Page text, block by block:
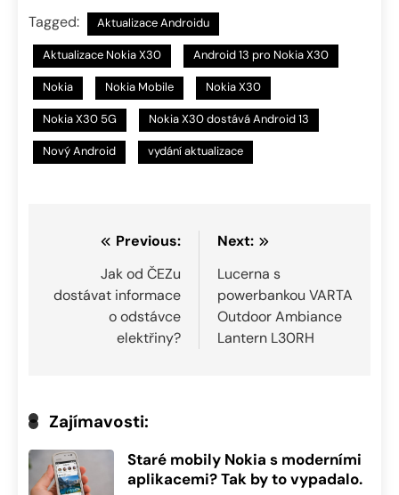
Tagged: Aktualizace Androidu
Aktualizace Nokia X30 Android 13 pro Nokia X30
Nokia Nokia Mobile Nokia X30
Nokia X30 5G Nokia X30 dostává Android 13
Nový Android vydání aktualizace
Navigace
příspěvek
Previous:
Jak od ČEZu
dostávat informace
o odstávce
elektřiny?
Next:
Lucerna s
powerbankou VARTA
Outdoor Ambiance
Lantern L30RH
Zajímavosti:
Staré mobily Nokia s moderními
aplikacemi? Tak by to vypadalo.